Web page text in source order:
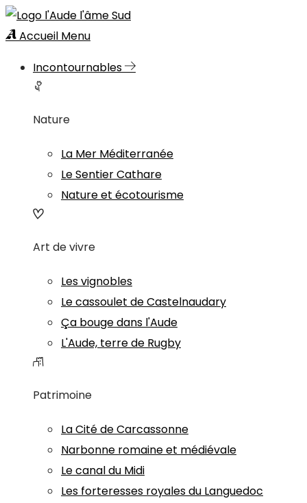
Accueil Menu
Incontournables
Nature
La Mer Méditerranée
Le Sentier Cathare
Nature et écotourisme
Art de vivre
Les vignobles
Le cassoulet de Castelnaudary
Ça bouge dans l'Aude
L'Aude, terre de Rugby
Patrimoine
La Cité de Carcassonne
Narbonne romaine et médiévale
Le canal du Midi
Les forteresses royales du Languedoc